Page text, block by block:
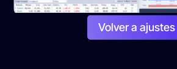
Volver a ajustes